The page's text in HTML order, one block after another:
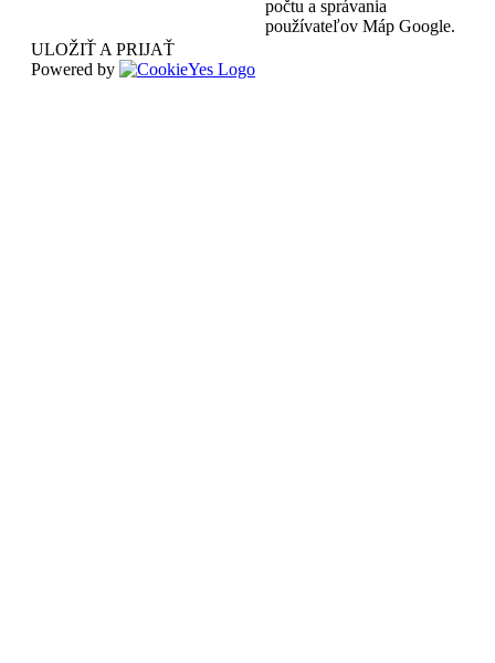
počtu a správania
používateľov Máp Google.
ULOŽIŤ A PRIJAŤ
Powered by